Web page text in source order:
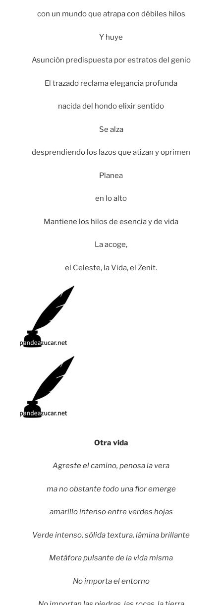
con un mundo que atrapa con débiles hilos
Y huye
Asunciòn predispuesta por estratos del genio
El trazado reclama elegancia profunda
nacida del hondo elixir sentido
Se alza
desprendiendo los lazos que atizan y oprimen
Planea
en lo alto
Mantiene los hilos de esencia y de vida
La acoge,
el Celeste, la Vida, el Zenit.
Otra vida
Agreste el camino, penosa la vera
ma no obstante todo una flor emerge
amarillo intenso entre verdes hojas
Verde intenso, sólida textura, lámina brillante
Metáfora pulsante de la vida misma
No importa el entorno